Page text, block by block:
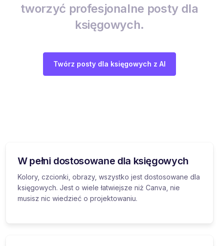
tworzyć profesjonalne posty dla
księgowych.
Twórz posty dla księgowych z AI
W pełni dostosowane dla księgowych
Kolory, czcionki, obrazy, wszystko jest dostosowane dla
księgowych. Jest o wiele łatwiejsze niż Canva, nie
musisz nic wiedzieć o projektowaniu.